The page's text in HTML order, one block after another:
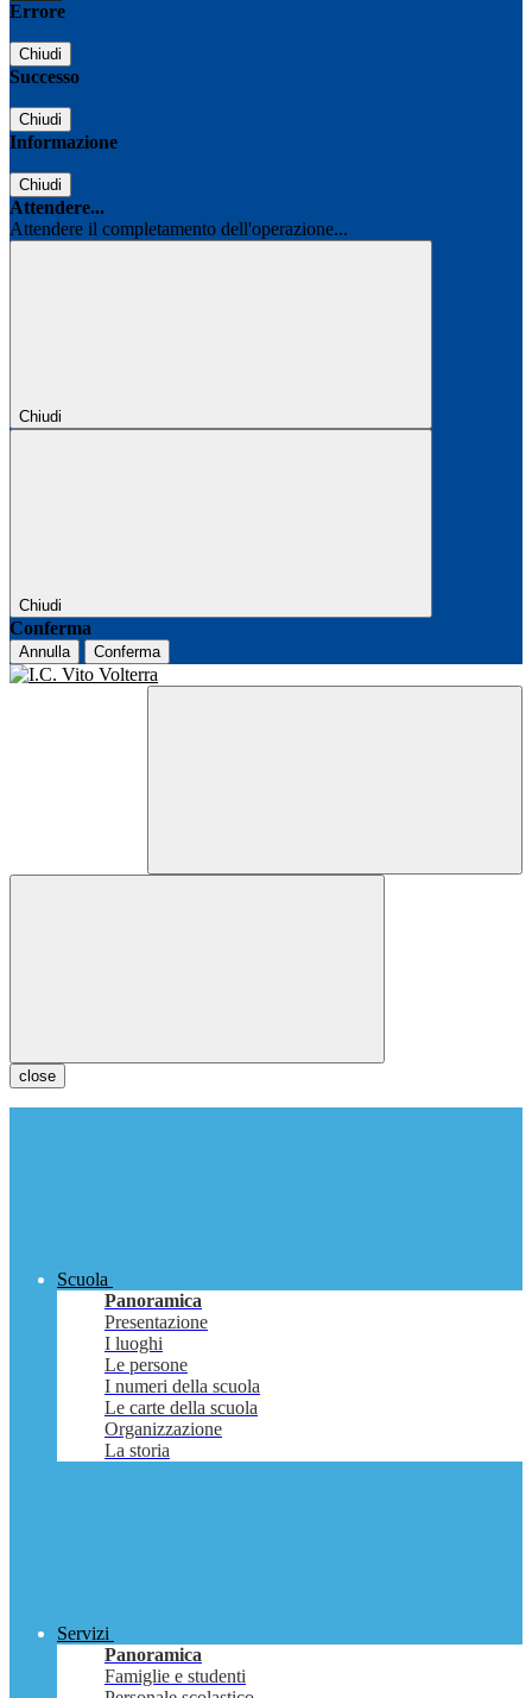
Errore
Chiudi
Successo
Chiudi
Informazione
Chiudi
Attendere...
Attendere il completamento dell'operazione...
Chiudi
Chiudi
Conferma
Annulla Conferma
close
Scuola
Panoramica
Presentazione
I luoghi
Le persone
I numeri della scuola
Le carte della scuola
Organizzazione
La storia
Servizi
Panoramica
Famiglie e studenti